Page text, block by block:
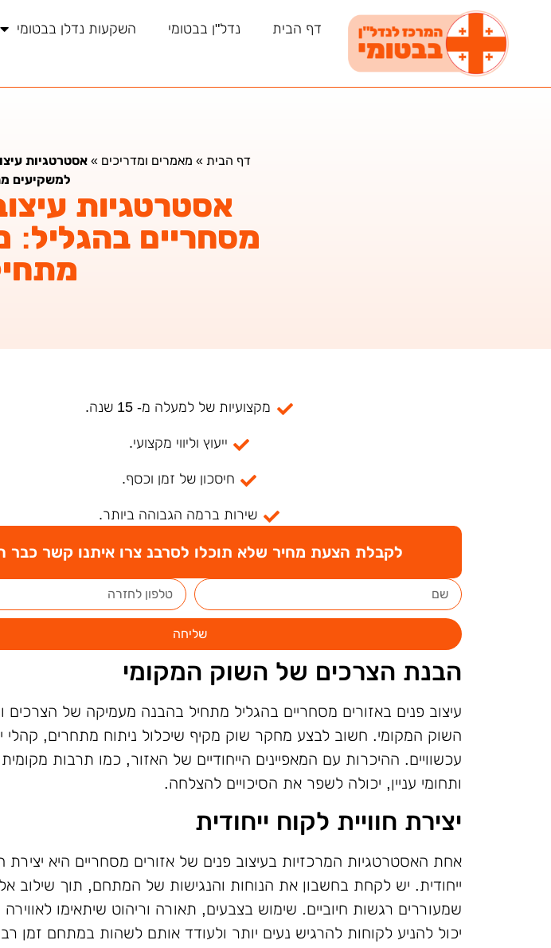
דף הבית נדל"ן בבטומי השקעות נדלן בבטומי
דף הבית » מאמרים ומדריכים »אסטרטגיות
למשקיעים
אסטרטגיות
מסחריים בהגליל:
מקצועיות של למעלה מ- 15 שנה.
ייעוץ וליווי מקצועי.
חיסכון של זמן וכסף.
שירות ברמה הגבוהה ביותר.
לקבלת הצעת מחיר שלא תוכלו לסרבנ צרו איתנו קשר כבר
שליחה
הבנת הצרכים של השוק המקומי
עיצוב פנים באזורים מסחריים בהגליל מתחיל בהבנה מעמיקה של הצרכים
השוק המקומי. חשוב לבצע מחקר שוק מקיף שיכלול ניתוח מתחרים, קהלי
עכשוויים. ההיכרות עם המאפיינים הייחודיים של האזור, כמו תרבות
ותחומי עניין, יכולה לשפר את הסיכויים להצלחה.
יצירת חוויית לקוח ייחודית
אחת האסטרטגיות המרכזיות בעיצוב פנים של אזורים מסחריים היא יצירת
ייחודית. יש לקחת בחשבון את הנוחות והנגישות של המתחם, תוך שילוב
שמעוררים רגשות חיוביים. שימוש בצבעים, תאורה וריהוט שיתאימו
יכול להניע לקוחות להרגיש נעים יותר ולעודד אותם לשהות במתחם זמן רב